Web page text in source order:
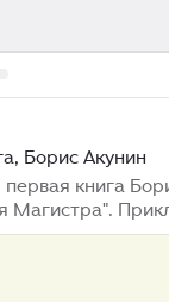
Борис Акунин
книга
Магистра".
внука